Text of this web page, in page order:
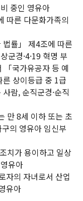
중인 영유아
따른 다문화가족의
법률」 제4조에 따른
군경·4·19 혁명 부
「국가유공자 등 예
상이등급 중 1급
람, 순직군경·순직
만 8세 이하 또는 초
의 영유아 임신부
치가 용이하고 일상
유아
자의 자녀로서 산업
유아